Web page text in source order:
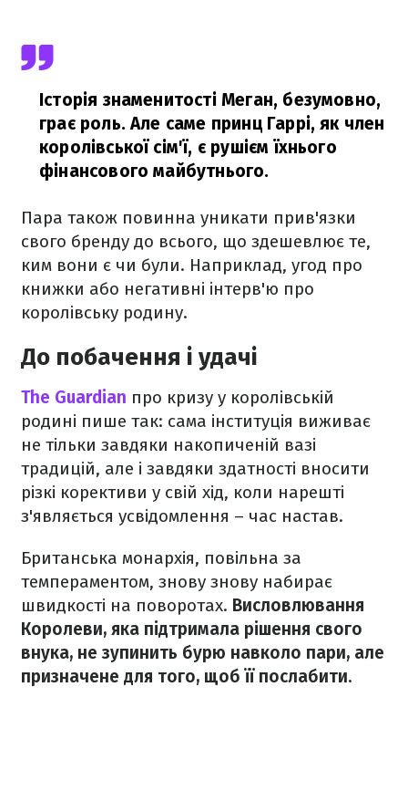
Історія знаменитості Меган, безумовно,
грає роль. Але саме принц Гаррі, як член
королівської сім'ї, є рушієм їхнього
фінансового майбутнього.
Пара також повинна уникати прив'язки
свого бренду до всього, що здешевлює те,
ким вони є чи були. Наприклад, угод про
книжки або негативні інтерв'ю про
королівську родину.
До побачення і удачі
The Guardian про кризу у королівській
родині пише так: сама інституція виживає
не тільки завдяки накопиченій вазі
традицій, але і завдяки здатності вносити
різкі корективи у свій хід, коли нарешті
з'являється усвідомлення – час настав.
Британська монархія, повільна за
темпераментом, знову знову набирає
швидкості на поворотах. Висловлювання
Королеви, яка підтримала рішення свого
внука, не зупинить бурю навколо пари, але
призначене для того, щоб її послабити.